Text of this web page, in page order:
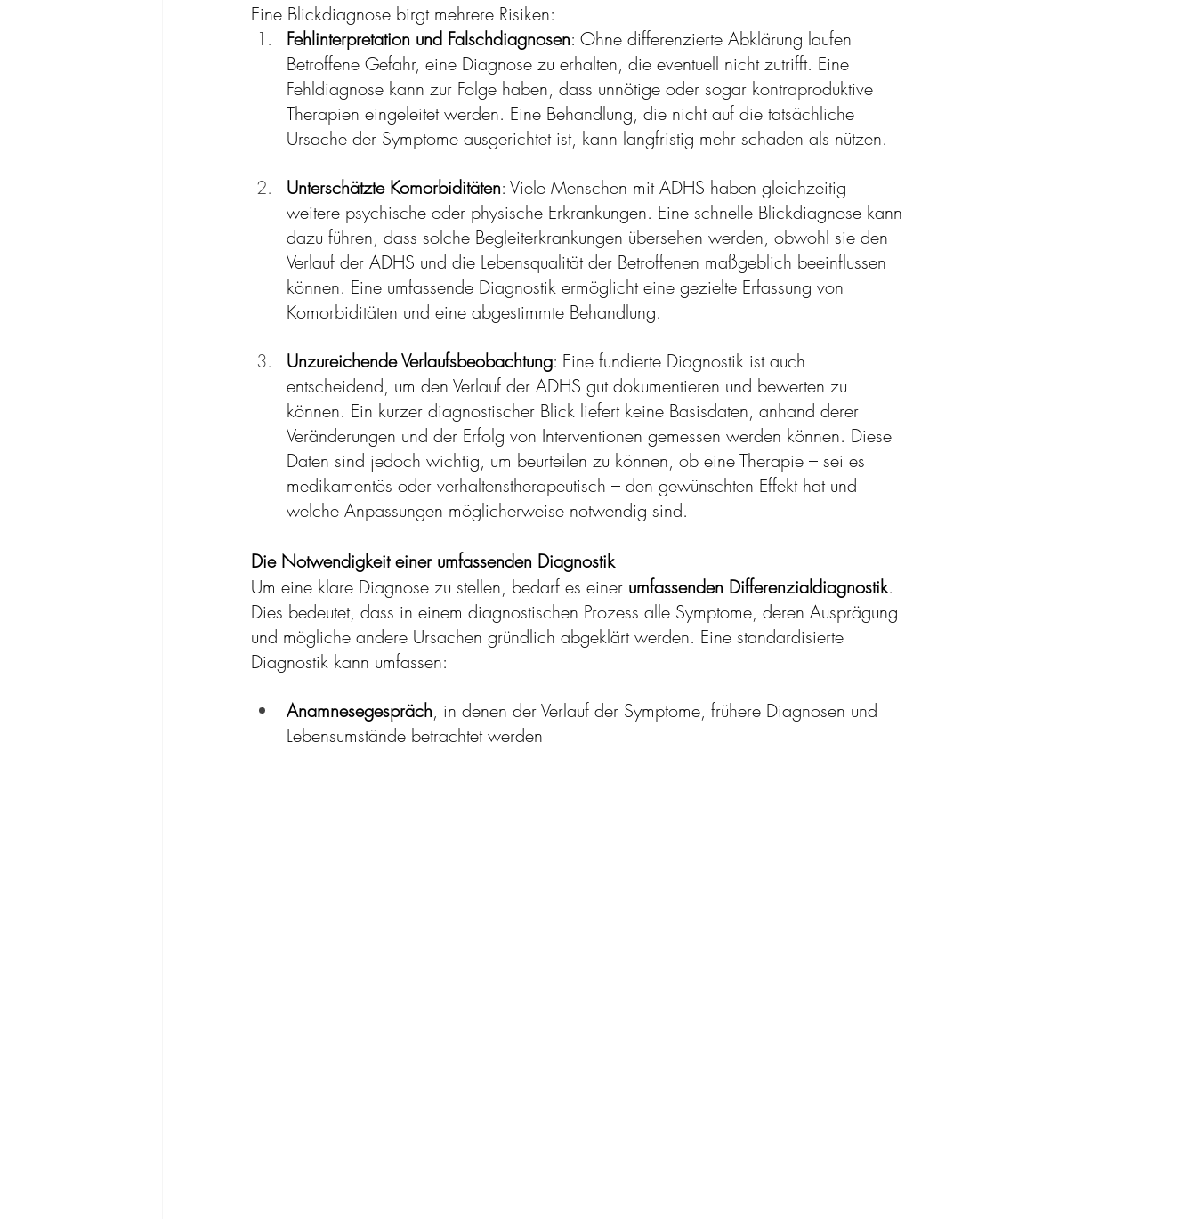
Eine Blickdiagnose birgt mehrere Risiken:
Fehlinterpretation und Falschdiagnosen: Ohne differenzierte Abklärung laufen
Betroffene Gefahr, eine Diagnose zu erhalten, die eventuell nicht zutrifft. Eine
Fehldiagnose kann zur Folge haben, dass unnötige oder sogar kontraproduktive
Therapien eingeleitet werden. Eine Behandlung, die nicht auf die tatsächliche
Ursache der Symptome ausgerichtet ist, kann langfristig mehr schaden als nützen.
Unterschätzte Komorbiditäten: Viele Menschen mit ADHS haben gleichzeitig
weitere psychische oder physische Erkrankungen. Eine schnelle Blickdiagnose kann
dazu führen, dass solche Begleiterkrankungen übersehen werden, obwohl sie den
Verlauf der ADHS und die Lebensqualität der Betroffenen maßgeblich beeinflussen
können. Eine umfassende Diagnostik ermöglicht eine gezielte Erfassung von
Komorbiditäten und eine abgestimmte Behandlung.
Unzureichende Verlaufsbeobachtung: Eine fundierte Diagnostik ist auch
entscheidend, um den Verlauf der ADHS gut dokumentieren und bewerten zu
können. Ein kurzer diagnostischer Blick liefert keine Basisdaten, anhand derer
Veränderungen und der Erfolg von Interventionen gemessen werden können. Diese
Daten sind jedoch wichtig, um beurteilen zu können, ob eine Therapie – sei es
medikamentös oder verhaltenstherapeutisch – den gewünschten Effekt hat und
welche Anpassungen möglicherweise notwendig sind.
Die Notwendigkeit einer umfassenden Diagnostik
Um eine klare Diagnose zu stellen, bedarf es einer umfassenden Differenzialdiagnostik.
Dies bedeutet, dass in einem diagnostischen Prozess alle Symptome, deren Ausprägung
und mögliche andere Ursachen gründlich abgeklärt werden. Eine standardisierte
Diagnostik kann umfassen:
Anamnesegespräch, in denen der Verlauf der Symptome, frühere Diagnosen und
Lebensumstände betrachtet werden